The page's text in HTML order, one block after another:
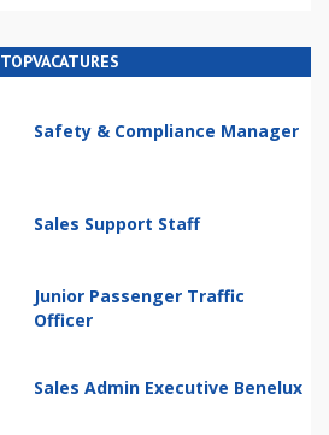
TOPVACATURES
Safety & Compliance Manager
Sales Support Staff
Junior Passenger Traffic
Officer
Sales Admin Executive Benelux